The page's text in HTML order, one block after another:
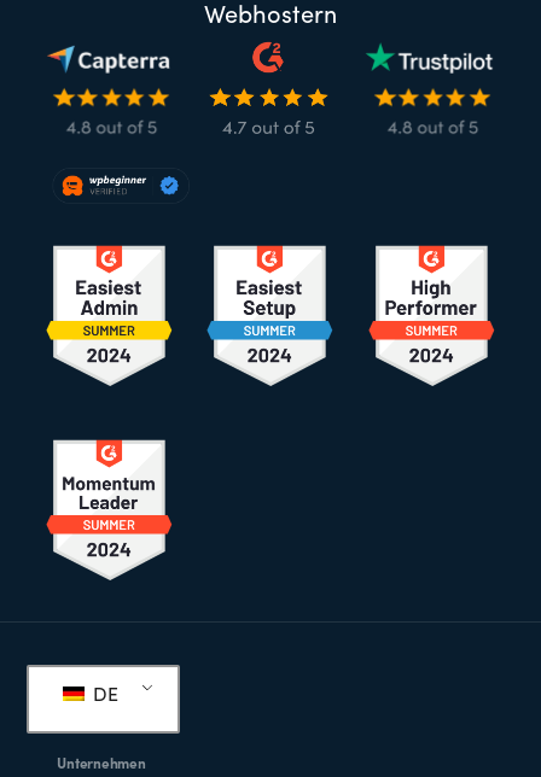
Webhostern
DE
Unternehmen